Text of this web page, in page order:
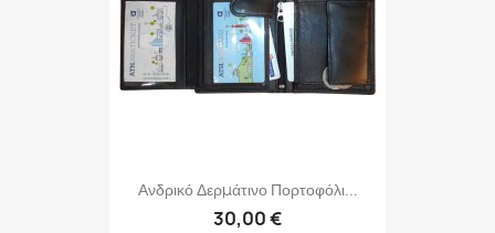
Ανδρικό Δερμάτινο Πορτοφόλι...
30,00 €